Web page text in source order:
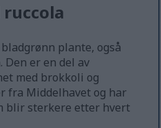
plante, også
Den er en del av
med brokkoli og
fra Middelhavet og har
blir sterkere etter hvert